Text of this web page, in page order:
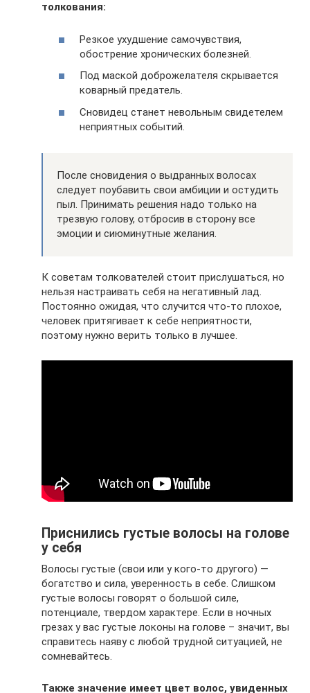
толкования:
Резкое ухудшение самочувствия,
обострение хронических болезней.
Под маской доброжелателя скрывается
коварный предатель.
Сновидец станет невольным свидетелем
неприятных событий.
После сновидения о выдранных волосах
следует поубавить свои амбиции и остудить
пыл. Принимать решения надо только на
трезвую голову, отбросив в сторону все
эмоции и сиюминутные желания.
К советам толкователей стоит прислушаться, но
нельзя настраивать себя на негативный лад.
Постоянно ожидая, что случится что-то плохое,
человек притягивает к себе неприятности,
поэтому нужно верить только в лучшее.
Приснились густые волосы на голове
у себя
Волосы густые (свои или у кого-то другого) —
богатство и сила, уверенность в себе. Слишком
густые волосы говорят о большой силе,
потенциале, твердом характере. Если в ночных
грезах у вас густые локоны на голове – значит, вы
справитесь наяву с любой трудной ситуацией, не
сомневайтесь.
Также значение имеет цвет волос, увиденных